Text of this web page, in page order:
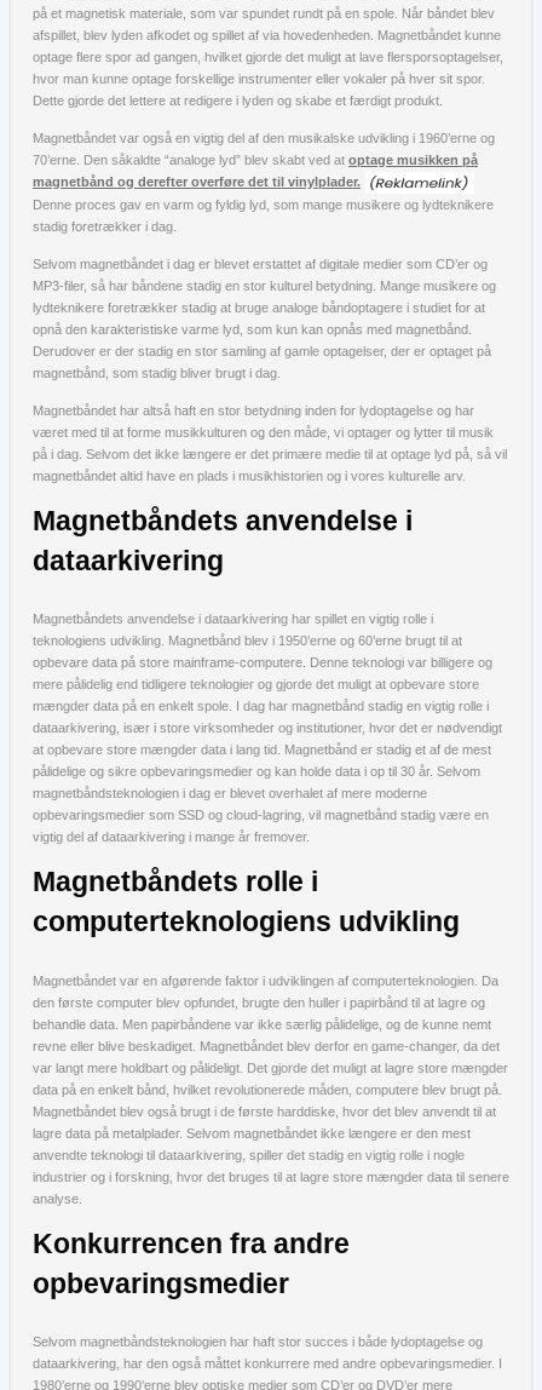
på et magnetisk materiale, som var spundet rundt på en spole. Når båndet blev
afspillet, blev lyden afkodet og spillet af via hovedenheden. Magnetbåndet kunne
optage flere spor ad gangen, hvilket gjorde det muligt at lave flersporsoptagelser,
hvor man kunne optage forskellige instrumenter eller vokaler på hver sit spor.
Dette gjorde det lettere at redigere i lyden og skabe et færdigt produkt.
Magnetbåndet var også en vigtig del af den musikalske udvikling i 1960’erne og
70’erne. Den såkaldte “analoge lyd” blev skabt ved at optage musikken på
magnetbånd og derefter overføre det til vinylplader.
Denne proces gav en varm og fyldig lyd, som mange musikere og lydteknikere
stadig foretrækker i dag.
Selvom magnetbåndet i dag er blevet erstattet af digitale medier som CD’er og
MP3-filer, så har båndene stadig en stor kulturel betydning. Mange musikere og
lydteknikere foretrækker stadig at bruge analoge båndoptagere i studiet for at
opnå den karakteristiske varme lyd, som kun kan opnås med magnetbånd.
Derudover er der stadig en stor samling af gamle optagelser, der er optaget på
magnetbånd, som stadig bliver brugt i dag.
Magnetbåndet har altså haft en stor betydning inden for lydoptagelse og har
været med til at forme musikkulturen og den måde, vi optager og lytter til musik
på i dag. Selvom det ikke længere er det primære medie til at optage lyd på, så vil
magnetbåndet altid have en plads i musikhistorien og i vores kulturelle arv.
Magnetbåndets anvendelse i
dataarkivering
Magnetbåndets anvendelse i dataarkivering har spillet en vigtig rolle i
teknologiens udvikling. Magnetbånd blev i 1950’erne og 60’erne brugt til at
opbevare data på store mainframe-computere. Denne teknologi var billigere og
mere pålidelig end tidligere teknologier og gjorde det muligt at opbevare store
mængder data på en enkelt spole. I dag har magnetbånd stadig en vigtig rolle i
dataarkivering, især i store virksomheder og institutioner, hvor det er nødvendigt
at opbevare store mængder data i lang tid. Magnetbånd er stadig et af de mest
pålidelige og sikre opbevaringsmedier og kan holde data i op til 30 år. Selvom
magnetbåndsteknologien i dag er blevet overhalet af mere moderne
opbevaringsmedier som SSD og cloud-lagring, vil magnetbånd stadig være en
vigtig del af dataarkivering i mange år fremover.
Magnetbåndets rolle i
computerteknologiens udvikling
Magnetbåndet var en afgørende faktor i udviklingen af computerteknologien. Da
den første computer blev opfundet, brugte den huller i papirbånd til at lagre og
behandle data. Men papirbåndene var ikke særlig pålidelige, og de kunne nemt
revne eller blive beskadiget. Magnetbåndet blev derfor en game-changer, da det
var langt mere holdbart og pålideligt. Det gjorde det muligt at lagre store mængder
data på en enkelt bånd, hvilket revolutionerede måden, computere blev brugt på.
Magnetbåndet blev også brugt i de første harddiske, hvor det blev anvendt til at
lagre data på metalplader. Selvom magnetbåndet ikke længere er den mest
anvendte teknologi til dataarkivering, spiller det stadig en vigtig rolle i nogle
industrier og i forskning, hvor det bruges til at lagre store mængder data til senere
analyse.
Konkurrencen fra andre
opbevaringsmedier
Selvom magnetbåndsteknologien har haft stor succes i både lydoptagelse og
dataarkivering, har den også måttet konkurrere med andre opbevaringsmedier. I
1980’erne og 1990’erne blev optiske medier som CD’er og DVD’er mere